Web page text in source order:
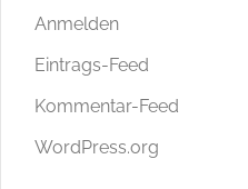
Anmelden
Eintrags-Feed
Kommentar-Feed
WordPress.org